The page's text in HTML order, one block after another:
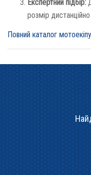
Експертний підбір:
розмір
Повний каталог